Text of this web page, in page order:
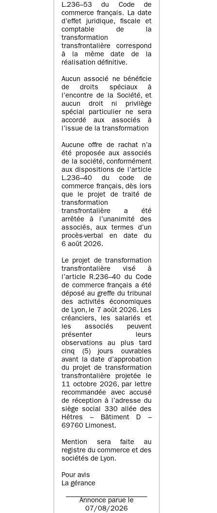
L.236–53 du Code de
commerce français. La date
d’effet juridique, fiscale et
comptable de la
transformation
transfrontalière correspond
à la même date de la
réalisation définitive.
Aucun associé ne bénéficie
de droits spéciaux à
l’encontre de la Société, et
aucun droit ni privilège
spécial particulier ne sera
accordé aux associés à
l’issue de la transformation
Aucune offre de rachat n’a
été proposée aux associés
de la société, conformément
aux dispositions de l’article
L.236–40 du code de
commerce français, dès lors
que le projet de traité de
transformation
transfrontalière a été
arrêtée à l’unanimité des
associés, aux termes d’un
procès-verbal en date du
6 août 2026.
Le projet de transformation
transfrontalière visé à
l’article R.236–40 du Code
de commerce français a été
déposé au greffe du tribunal
des activités économiques
de Lyon, le 7 août 2026. Les
créanciers, les salariés et
les associés peuvent
présenter leurs
observations au plus tard
cinq (5) jours ouvrables
avant la date d’approbation
du projet de transformation
transfrontalière projetée le
11 octobre 2026, par lettre
recommandée avec accusé
de réception à l’adresse du
siège social 330 allée des
Hêtres – Bâtiment D –
69760 Limonest.
Mention sera faite au
registre du commerce et des
sociétés de Lyon.
Pour avis
La gérance
Annonce parue le
07/08/2026